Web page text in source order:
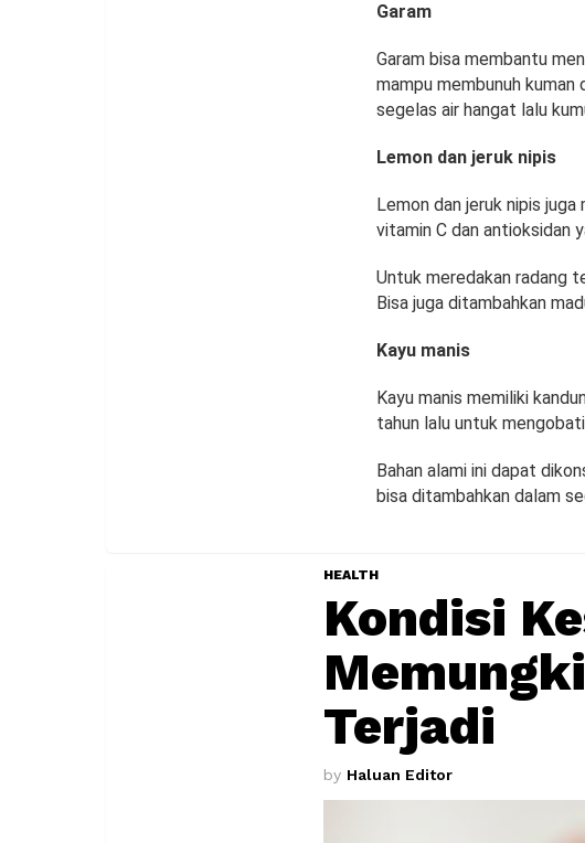
Garam
Garam bisa membantu
mampu membunuh kuman
segelas air hangat lalu
Lemon dan jeruk nipis
Lemon dan jeruk nipis
vitamin C dan antioksidan
Untuk meredakan radang
Bisa juga ditambahkan
Kayu manis
Kayu manis memiliki
tahun lalu untuk
Bahan alami ini dapat
bisa ditambahkan dalam
HEALTH
Kondisi
Terjadi
by Haluan Editor